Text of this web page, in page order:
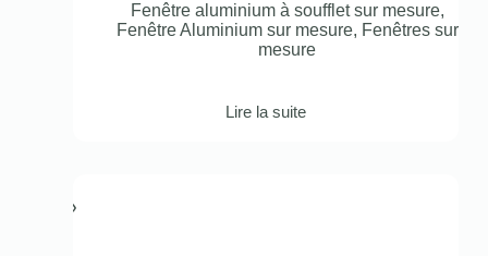
Fenêtre aluminium à soufflet sur mesure,
Fenêtre Aluminium sur mesure, Fenêtres sur
mesure
Lire la suite